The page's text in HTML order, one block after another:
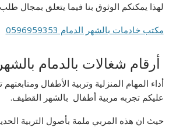
لهذا يمكنكم الوثوق بنا فيما يتعلق بمجال طلب
مكتب خادمات بالشهر الدمام 0596959353
أرقام شغالات بالدمام بالشهر
أداء المهام المنزلية وتربية الأطفال
عليكم تجربه مربية أطفال بالشهر القطيف.
حيث ان هذه المربي ملمة بأصول التربية